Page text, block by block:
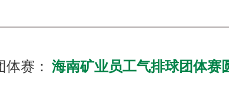
赛： 海南矿业员工气排球团体赛